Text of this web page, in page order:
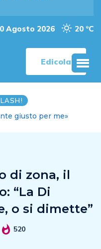
Agosto 2026 20 °C
Edicola
giusto per me»
di zona, il
“La Di
o si dimette”
520